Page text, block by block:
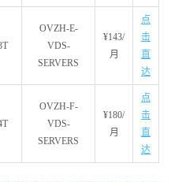
OVZH-E-
VDS-
SERVERS
¥143/
月
点
击
直
达
OVZH-F-
VDS-
SERVERS
¥180/
月
点
击
直
达